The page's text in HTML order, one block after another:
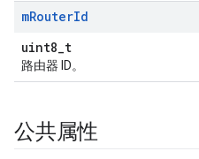
mRouterId
uint8_t
路由器 ID。
公共属性